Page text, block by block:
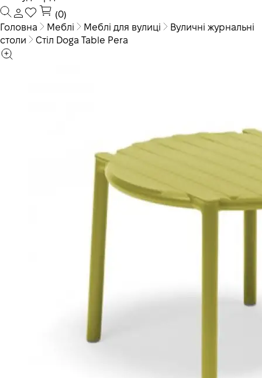
(0)
Головна
Меблі Меблі для вулиці
Вуличні журнальні
столи
Стiл Doga Table Pera